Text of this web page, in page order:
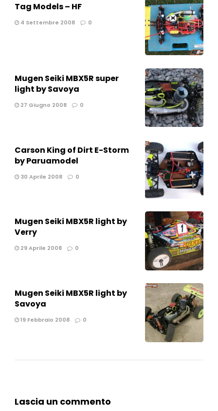
Tag Models – HF
4 Settembre 2008 0
Mugen Seiki MBX5R super
light by Savoya
27 Giugno 2008 0
Carson King of Dirt E-Storm
by Paruamodel
30 Aprile 2008 0
Mugen Seiki MBX5R light by
Verry
29 Aprile 2008 0
Mugen Seiki MBX5R light by
Savoya
19 Febbraio 2008 0
Lascia un commento